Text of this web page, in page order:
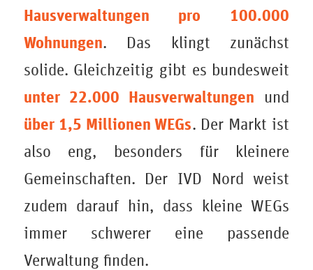
Hausverwaltungen pro 100.000
Wohnungen. Das klingt zunächst
solide. Gleichzeitig gibt es bundesweit
unter 22.000 Hausverwaltungen und
über 1,5 Millionen WEGs. Der Markt ist
also eng, besonders für kleinere
Gemeinschaften. Der IVD Nord weist
zudem darauf hin, dass kleine WEGs
immer schwerer eine passende
Verwaltung finden.